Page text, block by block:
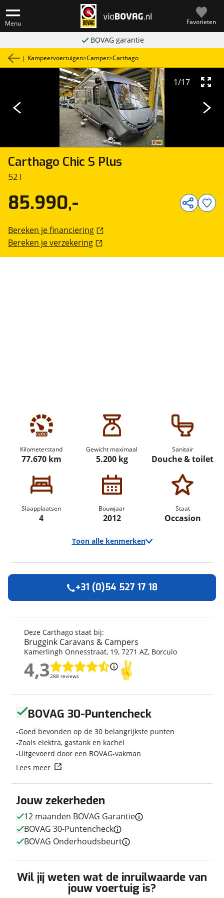
Menu Favorieten
BOVAG garantie
| Kampeervoertuigen>Camper>Carthago
Carthago Chic S Plus
52 I
1/17
Kilometerstand
77.670 km
Gewicht maximaal
5.200 kg
Sanitair
Douche & toilet
Slaapplaatsen
4
Bouwjaar
2012
Staat
Occasion
Toon alle kenmerken
Merk
Carthago
Automerk camper
Model
Chic S Plus
Uitvoering
52 I
Kenteken
13TXN6
77.670 km
Bouwjaar
2012
Modeljaar
2012
Soort voertuig
Camper
Nieuw of occasion
Occasion
Techniek
Transmissie
Automaat
Vermogen
170pk
Afmetingen en gewicht
3,12 m
85.990,-
Bereken je financiering
Bereken je verzekering
Deze Carthago staat bij:
Bruggink Caravans & Campers
Kamerlingh Onnesstraat, 19, 7271 AZ, Borculo
4,3288 reviews
4,3
+31 (0)54 527 17 18
Jouw zekerheden
12 maanden BOVAG Garantie
BOVAG 30-Puntencheck
BOVAG Onderhoudsbeurt
Wil jij weten wat de inruilwaarde van
jouw voertuig is?
BOVAG 30-Puntencheck
Goed bevonden op de 30 belangrijkste punten
Zoals elektra, gastank en kachel
Uitgevoerd door een BOVAG-vakman
Lees meer